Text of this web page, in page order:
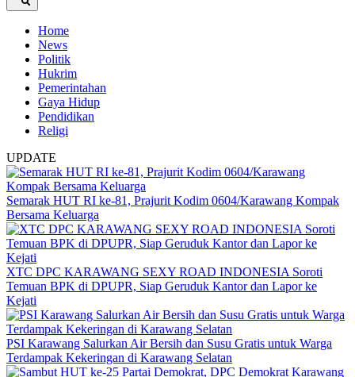
Home
News
Politik
Hukrim
Pemerintahan
Gaya Hidup
Pendidikan
Religi
UPDATE
Semarak HUT RI ke-81, Prajurit Kodim 0604/Karawang Kompak
Bersama Keluarga
XTC DPC KARAWANG SEXY ROAD INDONESIA Soroti
Temuan BPK di DPUPR, Siap Geruduk Kantor dan Lapor ke
Kejati
PSI Karawang Salurkan Air Bersih dan Susu Gratis untuk Warga
Terdampak Kekeringan di Karawang Selatan